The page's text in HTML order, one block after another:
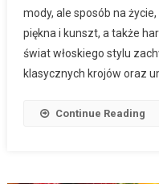
mody, ale sposób na
piękna i kunszt, a także
świat włoskiego stylu
klasycznych krojów oraz
Continue Reading